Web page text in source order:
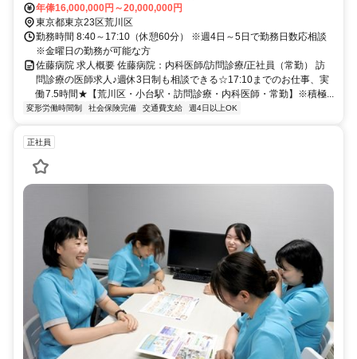
年俸16,000,000円～20,000,000円
東京都東京23区荒川区
勤務時間 8:40～17:10（休憩60分） ※週4日～5日で勤務日数応相談
※金曜日の勤務が可能な方
佐藤病院 求人概要 佐藤病院：内科医師/訪問診療/正社員（常勤） 訪
問診療の医師求人♪週休3日制も相談できる☆17:10までのお仕事、実
働7.5時間★【荒川区・小台駅・訪問診療・内科医師・常勤】※積極...
変形労働時間制 社会保険完備 交通費支給 週4日以上OK
正社員